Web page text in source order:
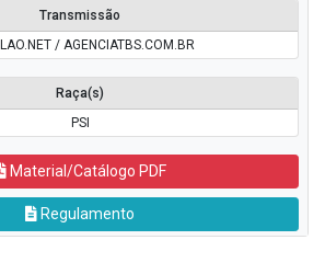
Transmissão
/ AGENCIATBS.COM.BR
Raça(s)
PSI
Material/Catálogo PDF
Regulamento